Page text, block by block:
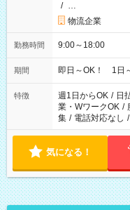
/ …
物流企業
勤務時間 9:00～18:00
期間 即日～OK！ 1日
特徴 週1日からOK / 日
業・WワークOK /
集 / 電話対応なし /
気になる！